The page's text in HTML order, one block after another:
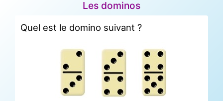
Les dominos
Quel est le domino suivant ?